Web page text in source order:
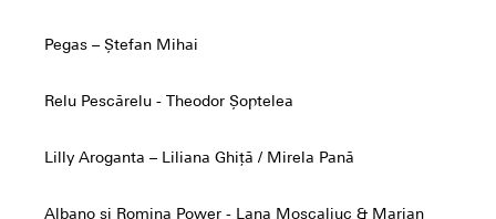
Pegas – Ștefan Mihai
Relu Pescărelu - Theodor Șoptelea
Lilly Aroganta – Liliana Ghiță / Mirela Pană
Albano și Romina Power - Lana Moscaliuc & Marian